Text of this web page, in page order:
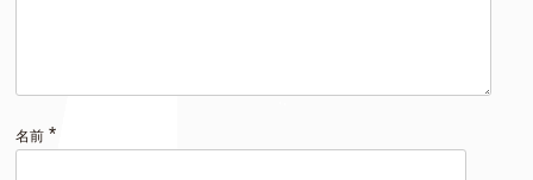
名前 *